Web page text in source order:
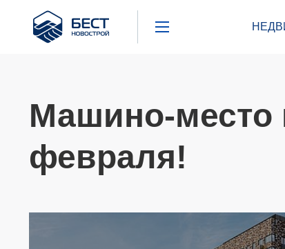
Бест
Новострой
Машино-место
февраля!